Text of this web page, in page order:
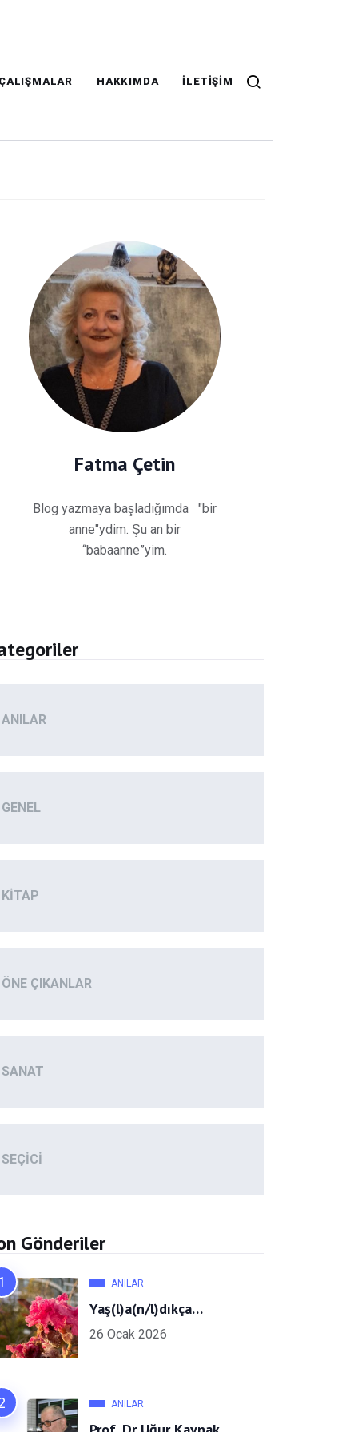
HAKKIMDA İLETIŞIM
Fatma Çetin
Blog yazmaya başladığımda "bir
anne"ydim. Şu an bir
“babaanne”yim.
ANILAR
GENEL
KITAP
ÖNE ÇIKANLAR
SANAT
SEÇICI
Gönderiler
ANILAR
Yaş(l)a(n/l)dıkça…
26 Ocak 2026
ANILAR